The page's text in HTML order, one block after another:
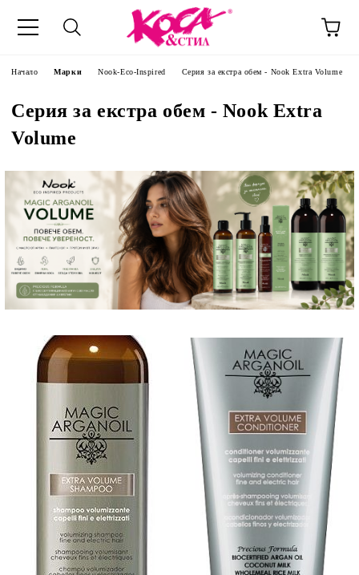
Начало Марки Nook-Eco-Inspired Серия за екстра обем - Nook Extra Volume
Серия за екстра обем - Nook Extra
Volume